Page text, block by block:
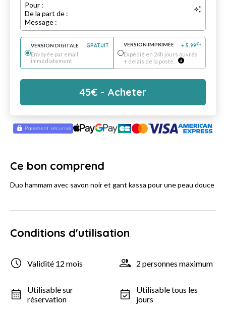
Pour :
De la part de :
Message :
VERSION DIGITALE
GRATUIT
Envoyée par email
immédiatement
VERSION IMPRIMÉE + 5.99€*
Expédié en 24h jours ouvrés
+ délais de la poste.
45€ - Acheter
Ce bon comprend
Duo hammam avec savon noir et gant kassa pour une peau douce
Conditions d'utilisation
Validité 12 mois 2 personnes maximum
Utilisable sur
réservation
Utilisable tous les
jours